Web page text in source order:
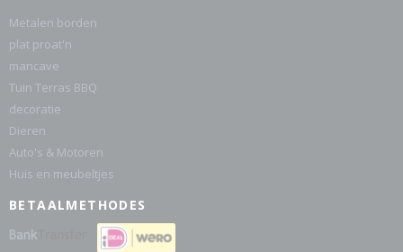
Metalen borden
plat proat'n
mancave
Tuin Terras BBQ
decoratie
Dieren
Auto's & Motoren
Huis en meubeltjes
BETAALMETHODES